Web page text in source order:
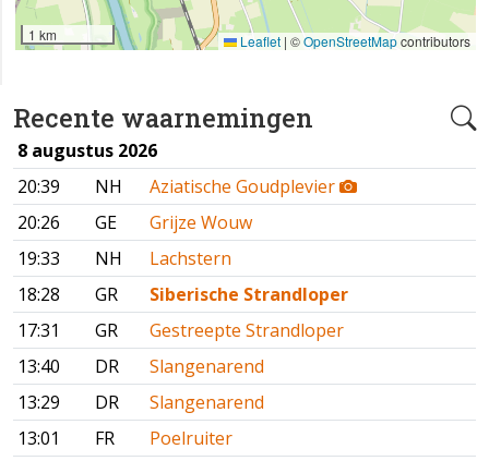
Recente waarnemingen
8 augustus 2026
20:39
NH
Aziatische Goudplevier
20:26
GE
Grijze Wouw
19:33
NH
Lachstern
18:28
GR
Siberische Strandloper
17:31
GR
Gestreepte Strandloper
13:40
DR
Slangenarend
13:29
DR
Slangenarend
13:01
FR
Poelruiter
1 km Leaflet | ©OpenStreetMapcontributors